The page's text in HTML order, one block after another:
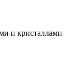
и кристаллами